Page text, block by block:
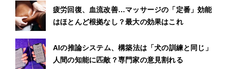
疲労回復、血流改善…マッサージの「定番」効能
はほとんど根拠なし？最大の効果はこれ
AIの推論システム、構築法は「犬の訓練と同じ」
人間の知能に匹敵？専門家の意見割れる